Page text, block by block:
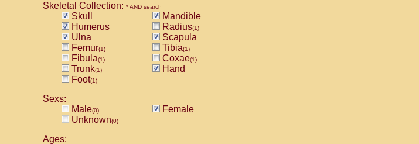
Skeletal Collection: * AND search
Skull
Mandible
Humerus
Radius(1)
Ulna
Scapula
Femur(1) Tibia(1)
Fibula(1) Coxae(1)
Trunk(1)
Hand
Foot(1)
Sexs:
Male(0)
Female
Unknown(0)
Ages: